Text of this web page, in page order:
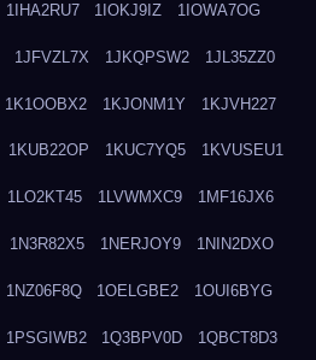
1IHA2RU7 1IOKJ9IZ 1IOWA7OG
1JFVZL7X 1JKQPSW2 1JL35ZZ0
1K1OOBX2 1KJONM1Y 1KJVH227
1KUB22OP 1KUC7YQ5 1KVUSEU1
1LO2KT45 1LVWMXC9 1MF16JX6
1N3R82X5 1NERJOY9 1NIN2DXO
1NZ06F8Q 1OELGBE2 1OUI6BYG
1PSGIWB2 1Q3BPV0D 1QBCT8D3